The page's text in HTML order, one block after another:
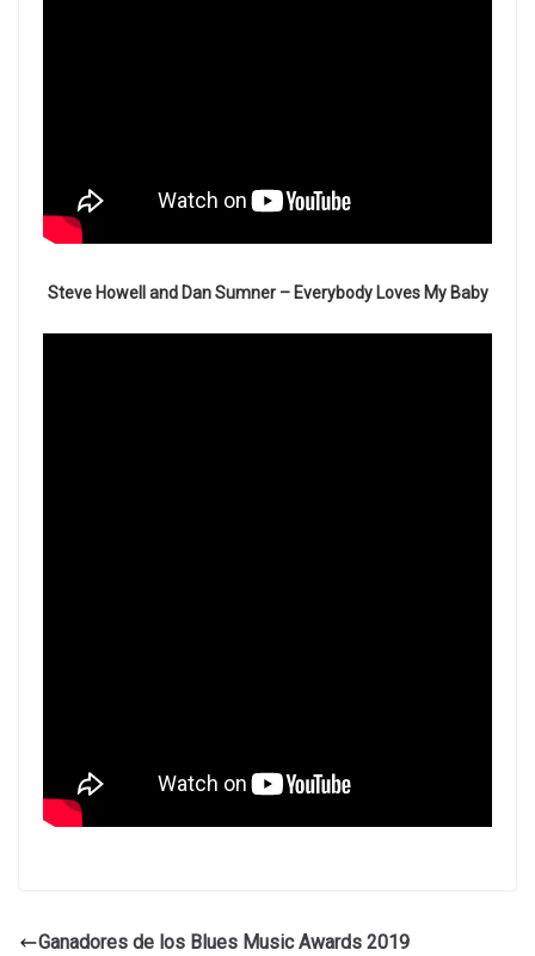
Steve Howell and Dan Sumner – Everybody Loves My Baby
Ganadores de los Blues Music Awards 2019